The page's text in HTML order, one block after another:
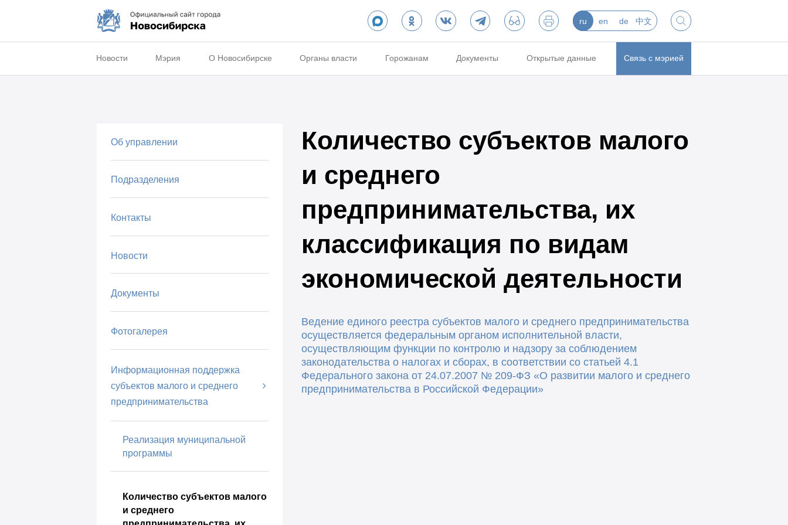
ru en de 中文
Новости Мэрия О Новосибирске Органы власти Горожанам Документы Открытые данные Связь с мэрией
Об управлении
Подразделения
Контакты
Новости
Документы
Фотогалерея
Информационная поддержка
субъектов малого и среднего
предпринимательства
Реализация муниципальной
программы
Количество субъектов малого
и среднего
Количество субъектов малого
и среднего
предпринимательства, их
классификация по видам
экономической деятельности
Ведение единого реестра субъектов малого и среднего предпринимательства
осуществляется федеральным органом исполнительной власти,
осуществляющим функции по контролю и надзору за соблюдением
законодательства о налогах и сборах, в соответствии со статьей 4.1
Федерального закона от 24.07.2007 № 209-ФЗ «О развитии малого и среднего
предпринимательства в Российской Федерации»